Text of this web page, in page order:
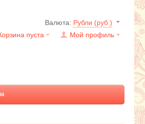
Валюта: Рубли (руб.)
Мой профиль
пуста